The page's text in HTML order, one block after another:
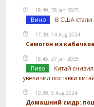
18:49, 28 Jan 2025
Вино В США стали
17:20, 14 Aug 2024
Самогон из кабачков
18:45, 27 Jan 2025
Пиво
Китай
увеличил поставки
10:39, 5 Aug 2024
Домашний сидр: